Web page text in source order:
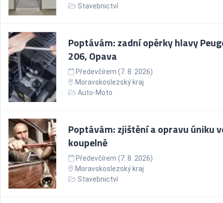
Stavebnictví
Poptávám: zadní opěrky hlavy
206, Opava
Předevčírem (7. 8. 2026)
Moravskoslezský kraj
Auto-Moto
Poptávám: zjištění a opravu úniku
koupelně
Předevčírem (7. 8. 2026)
Moravskoslezský kraj
Stavebnictví